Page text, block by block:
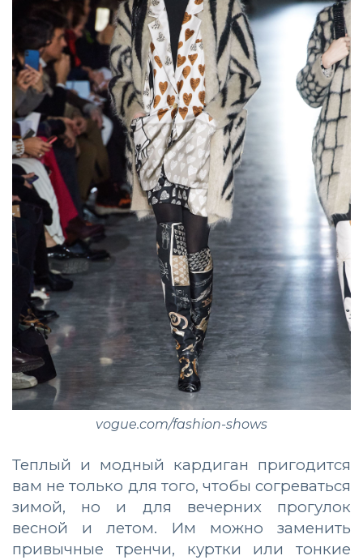
vogue.com/fashion-shows
Теплый и модный кардиган пригодится
вам не только для того, чтобы согреваться
зимой, но и для вечерних прогулок
весной и летом. Им можно заменить
привычные тренчи, куртки или тонкие